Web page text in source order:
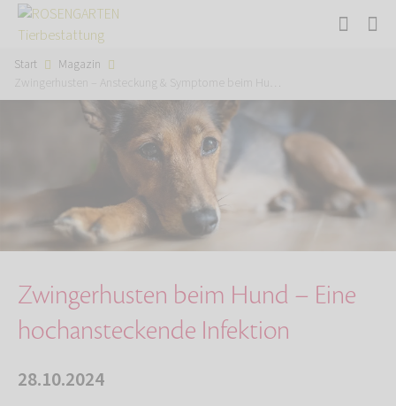
Start
Magazin
Zwingerhusten – Ansteckung & Symptome beim Hu…
Zwingerhusten beim Hund – Eine
hochansteckende Infektion
28.10.2024